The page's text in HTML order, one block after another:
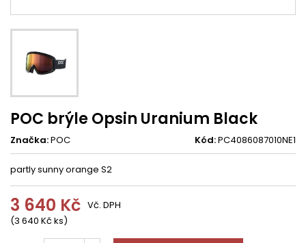
POC brýle Opsin Uranium Black
Značka:POC Kód:PC4086087010NE1
partly sunny orange S2
3 640 Kč
(3 640 Kč ks)
Vč. DPH